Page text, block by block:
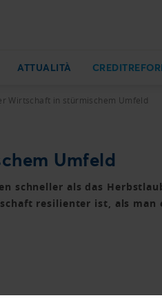
ATTUALITÀ
Wirtschaft in stürmischem Umfeld
Umfeld
schneller als das
resilienter ist, als